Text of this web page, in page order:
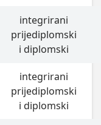
integrirani
prijediplomski
i diplomski
integrirani
prijediplomski
i diplomski